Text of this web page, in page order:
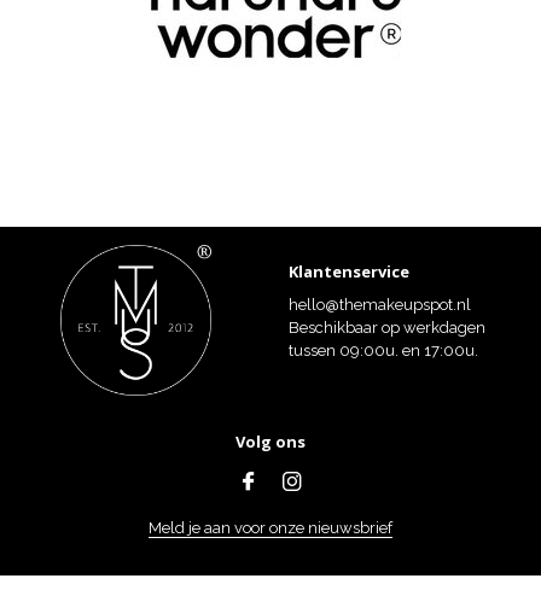
Klantenservice
hello@themakeupspot.nl
Beschikbaar op werkdagen
tussen 09:00u. en 17:00u.
Volg ons
Meld je aan voor onze nieuwsbrief